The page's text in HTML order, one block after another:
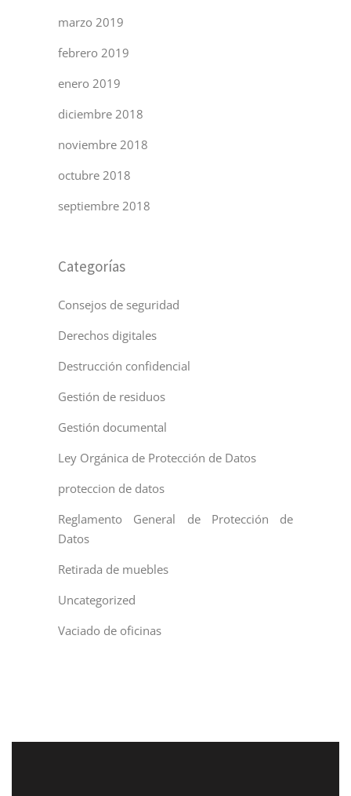
marzo 2019
febrero 2019
enero 2019
diciembre 2018
noviembre 2018
octubre 2018
septiembre 2018
Categorías
Consejos de seguridad
Derechos digitales
Destrucción confidencial
Gestión de residuos
Gestión documental
Ley Orgánica de Protección de Datos
proteccion de datos
Reglamento General de Protección de
Datos
Retirada de muebles
Uncategorized
Vaciado de oficinas